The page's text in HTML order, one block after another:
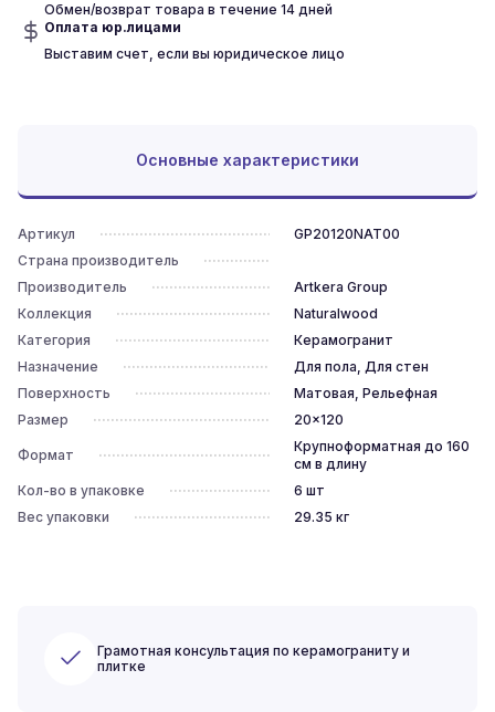
Обмен/возврат товара в течение 14 дней
Оплата юр.лицами
Выставим счет, если вы юридическое лицо
Основные характеристики
Артикул
GP20120NAT00
Страна производитель
Производитель
Artkera Group
Коллекция
Naturalwood
Категория
Керамогранит
Назначение
Для пола, Для стен
Поверхность
Матовая, Рельефная
Размер
20x120
Формат
Крупноформатная до 160
см в длину
Кол-во в упаковке
6 шт
Вес упаковки
29.35 кг
Грамотная консультация по керамограниту и
плитке